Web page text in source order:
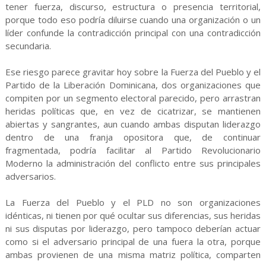
tener fuerza, discurso, estructura o presencia territorial,
porque todo eso podría diluirse cuando una organización o un
líder confunde la contradicción principal con una contradicción
secundaria.
Ese riesgo parece gravitar hoy sobre la Fuerza del Pueblo y el
Partido de la Liberación Dominicana, dos organizaciones que
compiten por un segmento electoral parecido, pero arrastran
heridas políticas que, en vez de cicatrizar, se mantienen
abiertas y sangrantes, aun cuando ambas disputan liderazgo
dentro de una franja opositora que, de continuar
fragmentada, podría facilitar al Partido Revolucionario
Moderno la administración del conflicto entre sus principales
adversarios.
La Fuerza del Pueblo y el PLD no son organizaciones
idénticas, ni tienen por qué ocultar sus diferencias, sus heridas
ni sus disputas por liderazgo, pero tampoco deberían actuar
como si el adversario principal de una fuera la otra, porque
ambas provienen de una misma matriz política, comparten